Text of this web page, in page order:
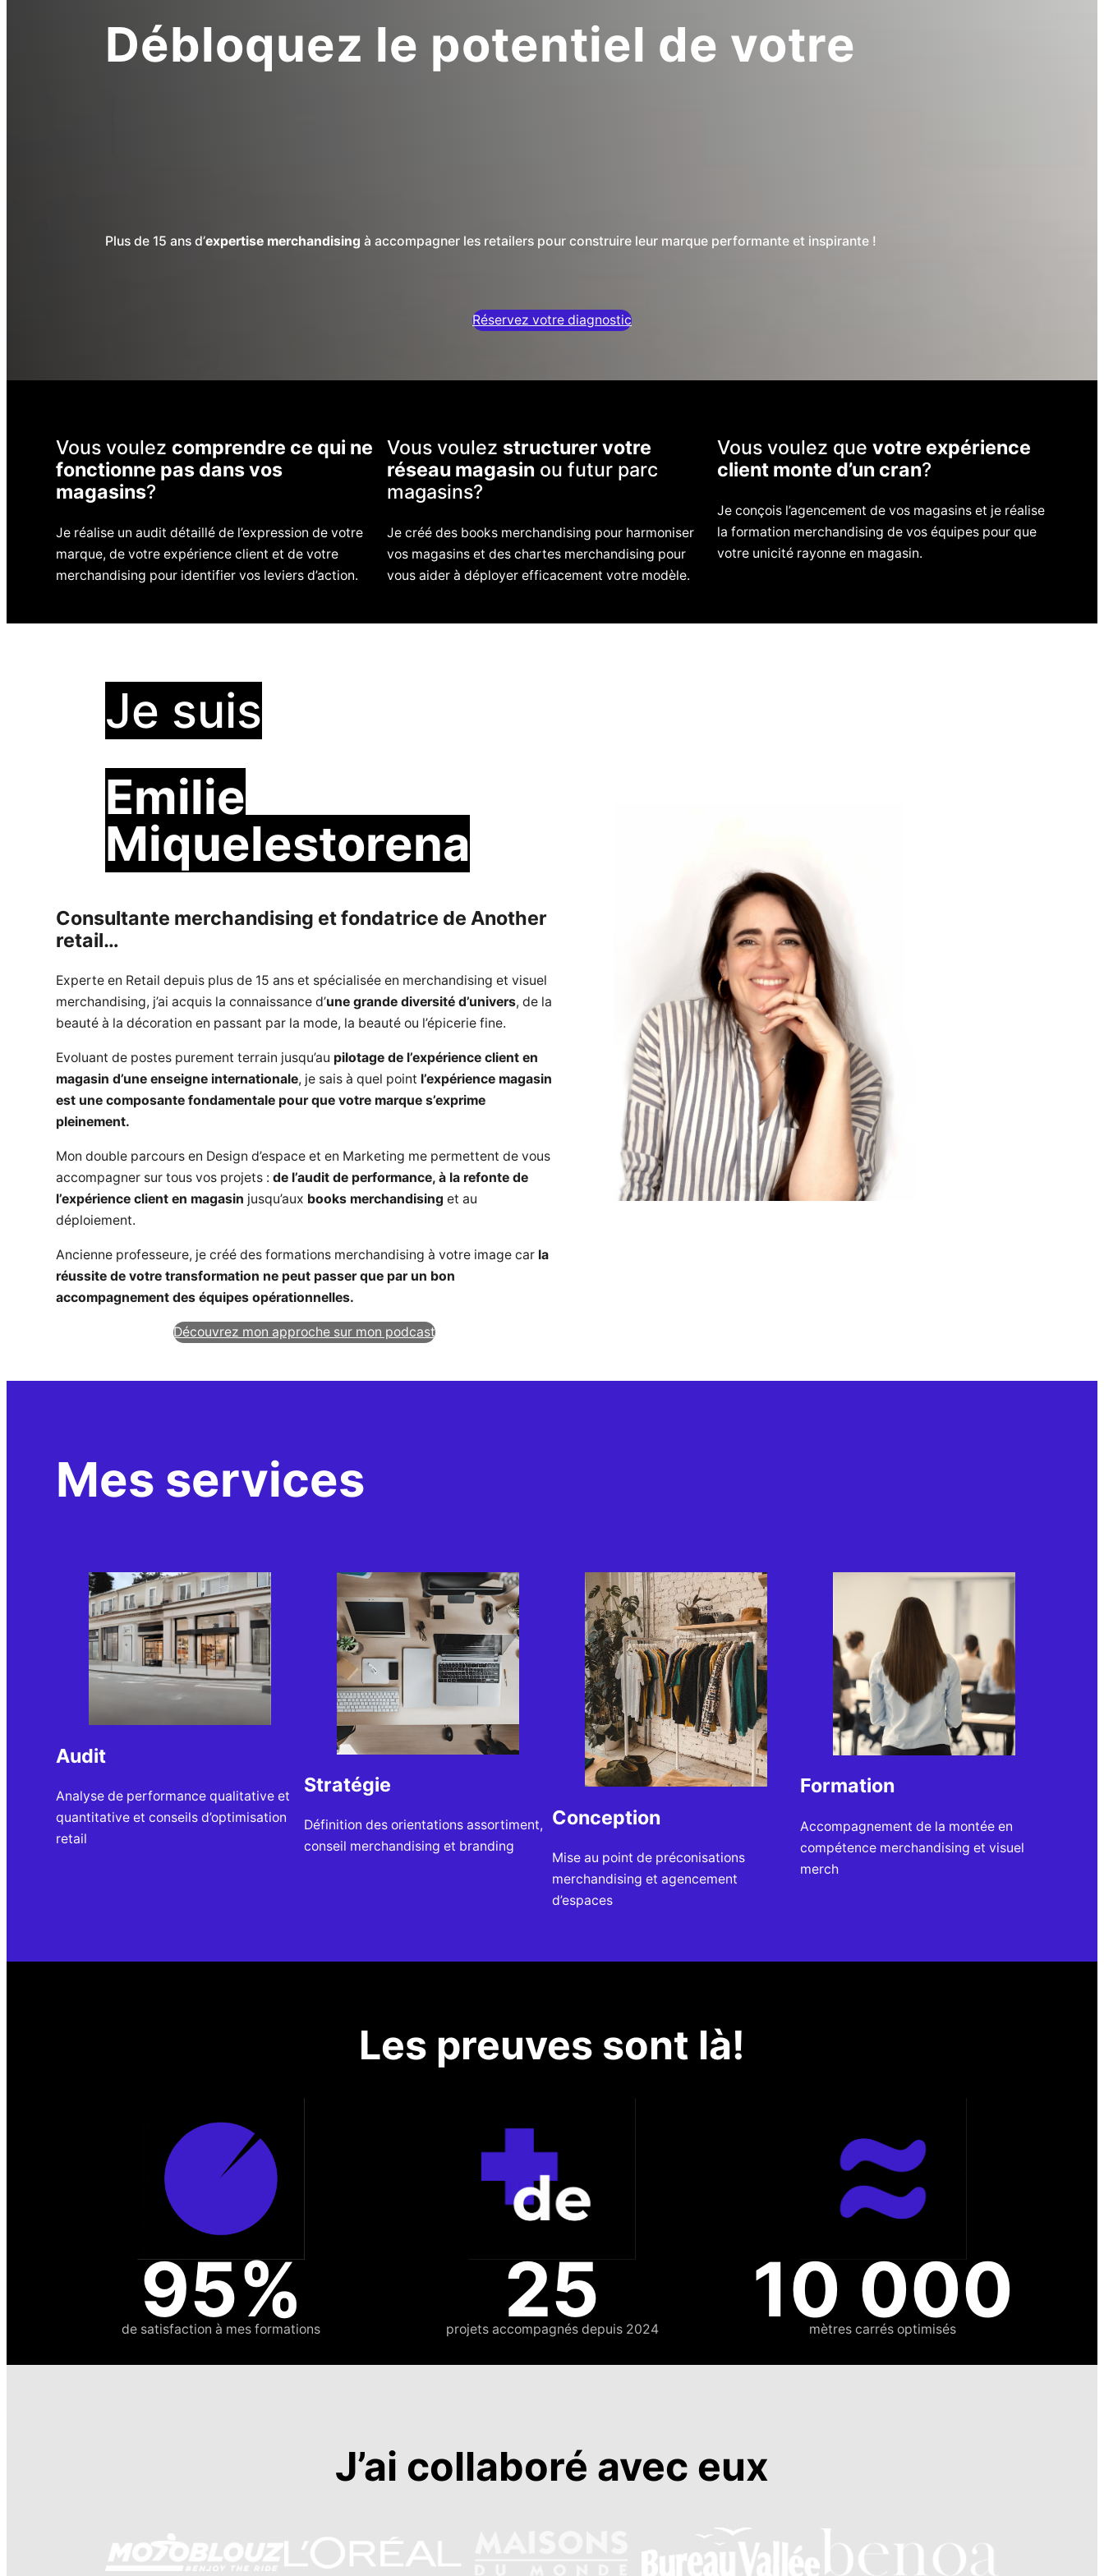
Débloquez le potentiel de votre
Plus de 15 ans d’expertise merchandising à accompagner les retailers pour construire leur marque performante et inspirante !
Réservez votre diagnostic
Vous voulez comprendre ce qui ne
fonctionne pas dans vos
magasins?
Je réalise un audit détaillé de l’expression de votre
marque, de votre expérience client et de votre
merchandising pour identifier vos leviers d’action.
Vous voulez structurer votre
réseau magasinou futur parc
magasins?
Je créé des books merchandising pour harmoniser
vos magasins et des chartes merchandising pour
vous aider à déployer efficacement votre modèle.
Vous voulez quevotre expérience
client monte d’un cran?
Je conçois l’agencement de vos magasins et je réalise
la formation merchandising de vos équipes pour que
votre unicité rayonne en magasin.
Je suis
Emilie
Miquelestorena
Consultante merchandising et fondatrice de Another
retail…
Experte en Retail depuis plus de 15 ans et spécialisée en merchandising et visuel
merchandising, j’ai acquis la connaissance d’une grande diversité d’univers, de la
beauté à la décoration en passant par la mode, la beauté ou l’épicerie fine.
Evoluant de postes purement terrain jusqu’au pilotage de l’expérience client en
magasin d’une enseigne internationale, je sais à quel point l’expérience magasin
est une composante fondamentale pour que votre marque s’exprime
pleinement.
Mon double parcours en Design d’espace et en Marketing me permettent de vous
accompagner sur tous vos projets : de l’audit de performance, à la refonte de
l’expérience client en magasin jusqu’aux books merchandising et au
déploiement.
Ancienne professeure, je créé des formations merchandising à votre image car la
réussite de votre transformation ne peut passer que par un bon
accompagnement des équipes opérationnelles.
Découvrez mon approche sur mon podcast
Mes services
Audit
Analyse de performance qualitative et
quantitative et conseils d’optimisation
retail
Stratégie
Définition des orientations assortiment,
conseil merchandising et branding
Conception
Mise au point de préconisations
merchandising et agencement
d’espaces
Formation
Accompagnement de la montée en
compétence merchandising et visuel
merch
Les preuves sont là!
95%
de satisfaction à mes formations 25
projets accompagnés depuis 2024 10 000
mètres carrés optimisés
J’ai collaboré avec eux